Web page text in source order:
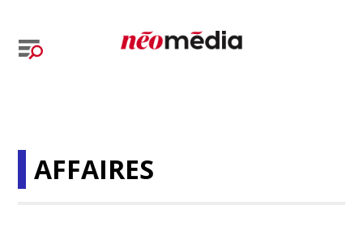
AFFAIRES